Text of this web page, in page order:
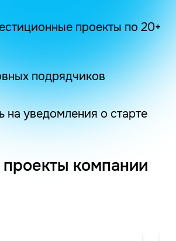
проекты по 20+
подрядчиков
на уведомления о старте
компании